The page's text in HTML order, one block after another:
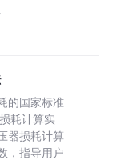
的国家标准
耗计算实
器损耗计算
，指导用户